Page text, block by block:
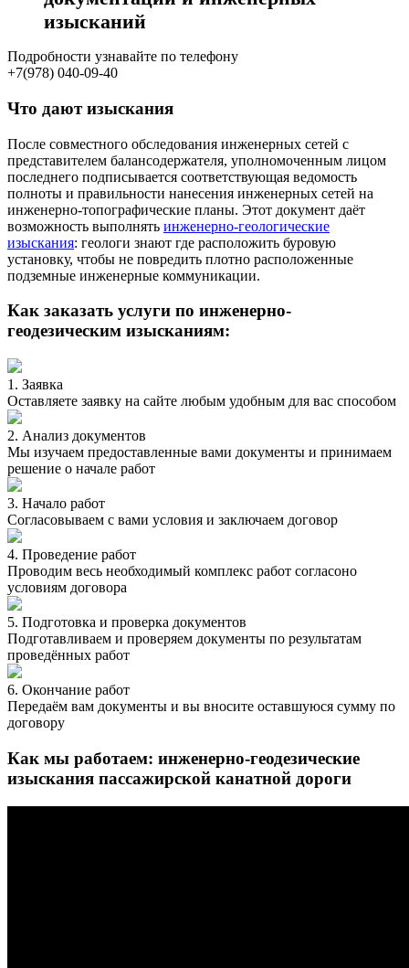
изысканий
Подробности узнавайте по телефону
+7(978) 040-09-40
Что дают изыскания
После совместного обследования инженерных сетей с
представителем балансодержателя, уполномоченным лицом
последнего подписывается соответствующая ведомость
полноты и правильности нанесения инженерных сетей на
инженерно-топографические планы. Этот документ даёт
возможность выполнять инженерно-геологические
изыскания: геологи знают где расположить буровую
установку, чтобы не повредить плотно расположенные
подземные инженерные коммуникации.
Как заказать услуги по инженерно-
геодезическим изысканиям:
1. Заявка
Оставляете заявку на сайте любым удобным для вас способом
2. Анализ документов
Мы изучаем предоставленные вами документы и принимаем
решение о начале работ
3. Начало работ
Согласовываем с вами условия и заключаем договор
4. Проведение работ
Проводим весь необходимый комплекс работ согласоно
условиям договора
5. Подготовка и проверка документов
Подготавливаем и проверяем документы по результатам
проведённых работ
6. Окончание работ
Передаём вам документы и вы вносите оставшуюся сумму по
договору
Как мы работаем: инженерно-геодезические
изыскания пассажирской канатной дороги